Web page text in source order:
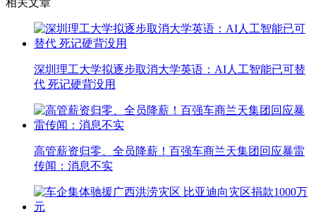
深圳理工大学拟逐步取消大学英语：AI人工智能已可替
代 死记硬背没用
高管薪资归零、全员降薪！百强车商兰天集团回应暴雷
传闻：消息不实